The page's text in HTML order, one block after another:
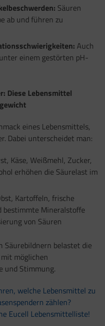
Säuren
ab und führen zu
Auch
einem gestörten pH-
Diese Lebensmittel
eines Lebensmittels,
Dabei unterscheidet man:
Käse, Weißmehl, Zucker,
erhöhen die Säurelast im
Kartoffeln, frische
bestimmte Mineralstoffe
von Säuren
Säurebildnern belastet die
möglichen
und Stimmung.
welche Lebensmittel zu
zählen?
Eucell Lebensmittelliste!